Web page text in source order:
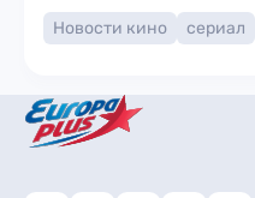
Новости кино сериал